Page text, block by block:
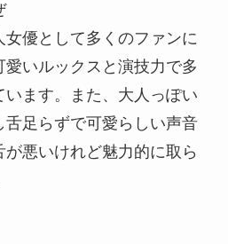
優として多くのファンに
いルックスと演技力で多
います。また、大人っぽい
舌足らずで可愛らしい声音
悪いけれど魅力的に取ら